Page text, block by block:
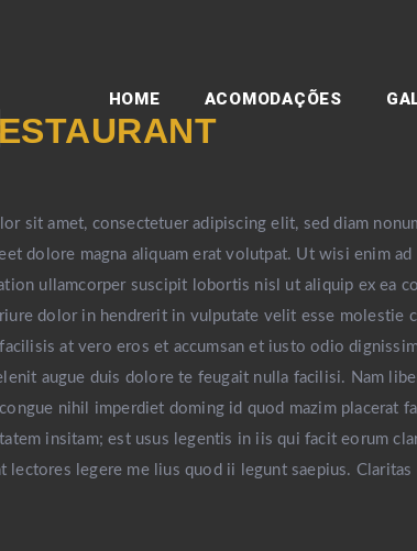
HOME ACOMODAÇÕES
sit amet, consectetuer adipiscing elit, sed diam
dolore magna aliquam erat volutpat. Ut wisi enim ad
ullamcorper suscipit lobortis nisl ut aliquip ex ea
dolor in hendrerit in vulputate velit esse molestie
at vero eros et accumsan et iusto odio
augue duis dolore te feugait nulla facilisi. Nam
nihil imperdiet doming id quod mazim placerat
insitam; est usus legentis in iis qui facit eorum
lectores legere me lius quod ii legunt saepius. Claritas